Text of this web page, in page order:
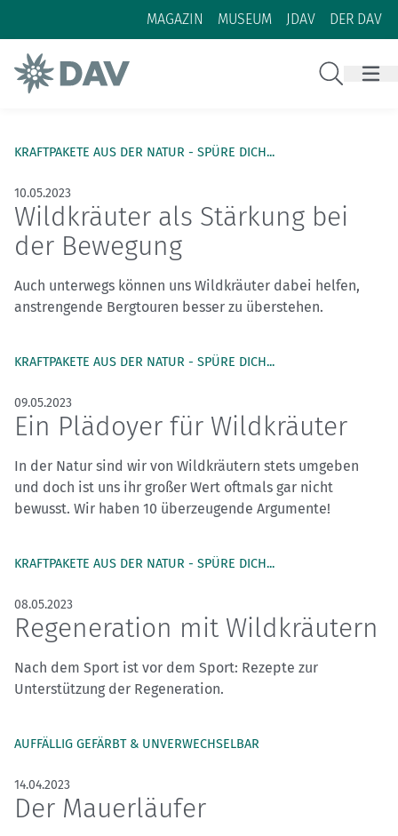
Zum Inhalt
Zur Footer-Navigation
MAGAZIN MUSEUM JDAV DER DAV
KRAFTPAKETE AUS DER NATUR - SPÜRE DICH...
10.05.2023
Wildkräuter als Stärkung bei
der Bewegung
Auch unterwegs können uns Wildkräuter dabei helfen,
anstrengende Bergtouren besser zu überstehen.
KRAFTPAKETE AUS DER NATUR - SPÜRE DICH...
09.05.2023
Ein Plädoyer für Wildkräuter
In der Natur sind wir von Wildkräutern stets umgeben
und doch ist uns ihr großer Wert oftmals gar nicht
bewusst. Wir haben 10 überzeugende Argumente!
KRAFTPAKETE AUS DER NATUR - SPÜRE DICH...
08.05.2023
Regeneration mit Wildkräutern
Nach dem Sport ist vor dem Sport: Rezepte zur
Unterstützung der Regeneration.
AUFFÄLLIG GEFÄRBT & UNVERWECHSELBAR
14.04.2023
Der Mauerläufer